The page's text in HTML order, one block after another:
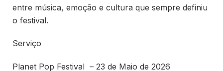
entre música, emoção e cultura que sempre definiu
o festival.
Serviço
Planet Pop Festival – 23 de Maio de 2026